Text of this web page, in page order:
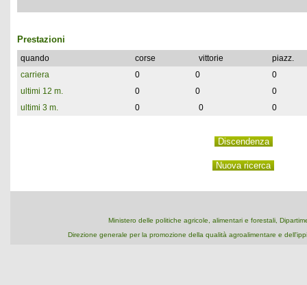
Prestazioni
quando corse vittorie
piazz.
carriera
0 0
0
ultimi 12 m.
0 0
0
ultimi 3 m.
0 0 0
Ministero delle politiche agricole, alimentari e forestali,
Direzione generale per la promozione della qualità agroalimentare e